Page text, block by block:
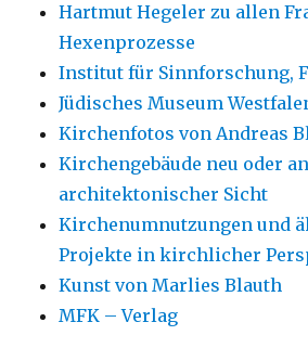
Hartmut Hegeler zu allen
Hexenprozesse
Institut für Sinnforschung,
Jüdisches Museum
Kirchenfotos von Andreas
Kirchengebäude neu oder
architektonischer Sicht
Kirchenumnutzungen und
Projekte in kirchlicher
Kunst von Marlies Blauth
MFK – Verlag